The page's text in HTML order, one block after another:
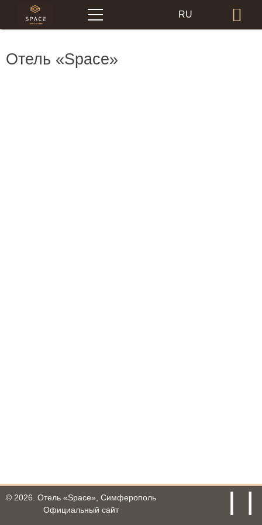
Меню RU
Отель «Space»
© 2026. Отель «Space», Симферополь
Официальный сайт